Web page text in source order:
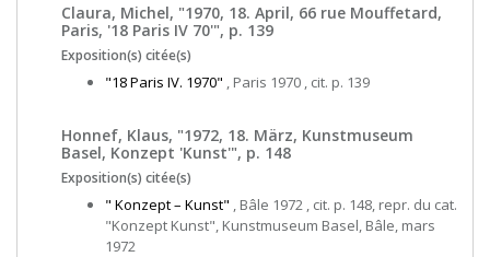
Claura, Michel, "1970, 18. April, 66 rue Mouffetard,
Paris, '18 Paris IV 70'", p. 139
Exposition(s) citée(s)
"18 Paris IV. 1970" , Paris 1970 , cit. p. 139
Honnef, Klaus, "1972, 18. März, Kunstmuseum
Basel, Konzept 'Kunst'", p. 148
Exposition(s) citée(s)
" Konzept – Kunst" , Bâle 1972 , cit. p. 148, repr. du cat.
"Konzept Kunst", Kunstmuseum Basel, Bâle, mars
1972